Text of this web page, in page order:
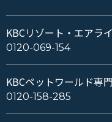
KBCリゾート・エアラ
0120-069-154
KBCペットワールド専
0120-158-285